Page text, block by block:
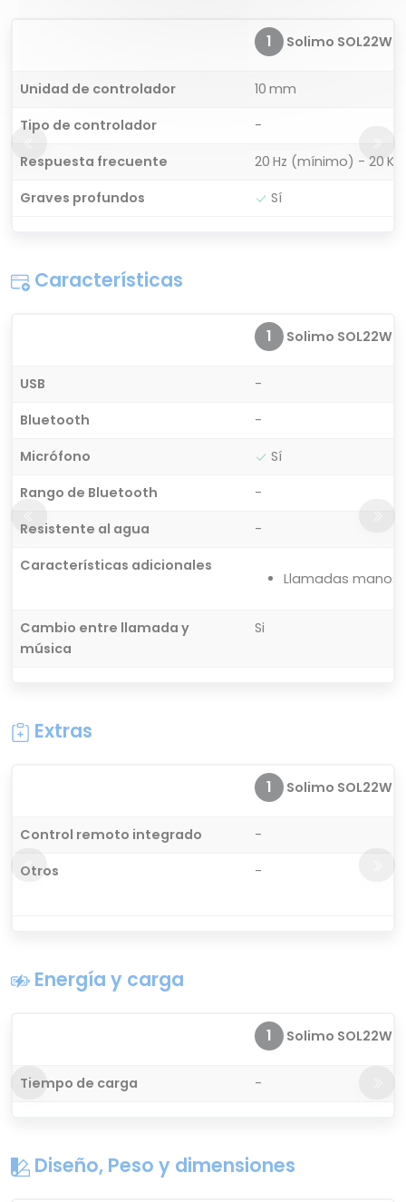
1 Solimo
Unidad de controlador
10 mm
Tipo de controlador
-
Respuesta frecuente
20 Hz (mínimo) - 20
Graves profundos
Sí
Características
1 Solimo
USB
-
Bluetooth
-
Micrófono
Sí
Rango de Bluetooth
-
Resistente al agua
-
Características adicionales
Llamadas manos
Cambio entre llamada y
música
Si
Extras
1 Solimo
Control remoto integrado
-
Otros
-
Energía y carga
1 Solimo
Tiempo de carga -
Diseño, Peso y dimensiones